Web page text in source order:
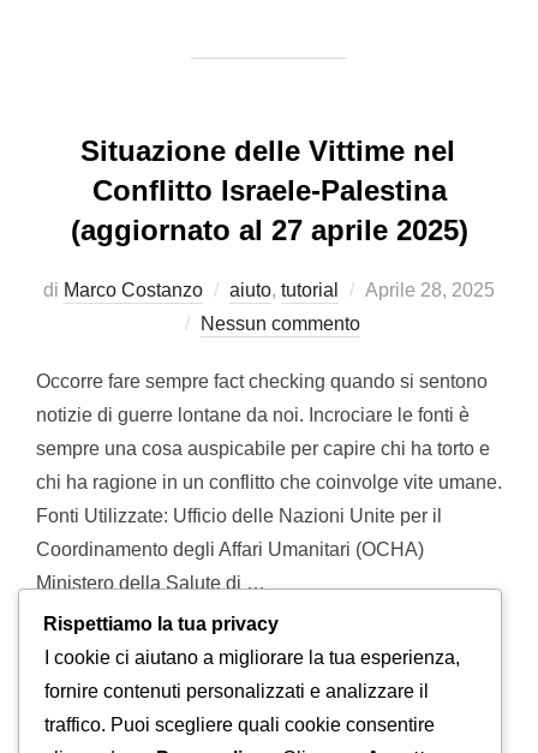
Situazione delle Vittime nel
Conflitto Israele-Palestina
(aggiornato al 27 aprile 2025)
di Marco Costanzo aiuto, tutorial
Pubblicato
Aprile 28, 2025
Nessun commento
Occorre fare sempre fact checking quando si sentono
notizie di guerre lontane da noi. Incrociare le fonti è
sempre una cosa auspicabile per capire chi ha torto e
chi ha ragione in un conflitto che coinvolge vite umane.
Fonti Utilizzate: Ufficio delle Nazioni Unite per il
Coordinamento degli Affari Umanitari (OCHA)
Ministero della Salute di …
LEGGI TUTTO“SITUAZIONE DELLE
Rispettiamo la tua privacy
I cookie ci aiutano a migliorare la tua esperienza,
fornire contenuti personalizzati e analizzare il
traffico. Puoi scegliere quali cookie consentire